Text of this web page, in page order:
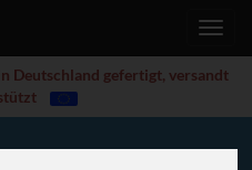
Deutschland gefertigt, versandt